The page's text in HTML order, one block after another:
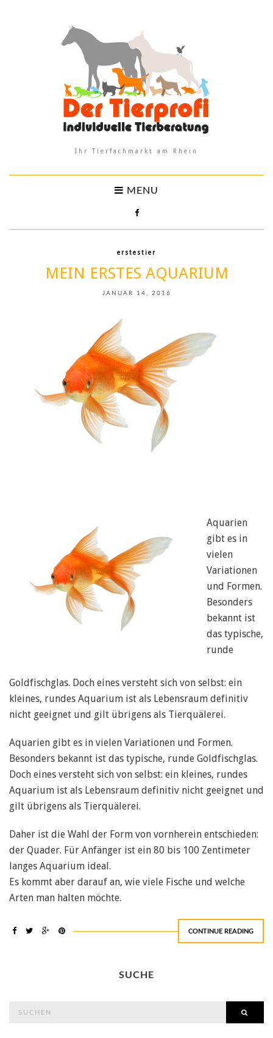
Ihr Tierfachmarkt am Rhein
MENU
erstestier
MEIN ERSTES AQUARIUM
JANUAR 14, 2016
Aquarien
gibt es in
vielen
Variationen
und Formen.
Besonders
bekannt ist
das typische,
runde
Goldfischglas. Doch eines versteht sich von selbst: ein
kleines, rundes Aquarium ist als Lebensraum definitiv
nicht geeignet und gilt übrigens als Tierquälerei.
Aquarien gibt es in vielen Variationen und Formen.
Besonders bekannt ist das typische, runde Goldfischglas.
Doch eines versteht sich von selbst: ein kleines, rundes
Aquarium ist als Lebensraum definitiv nicht geeignet und
gilt übrigens als Tierquälerei.
Daher ist die Wahl der Form von vornherein entschieden:
der Quader. Für Anfänger ist ein 80 bis 100 Zentimeter
langes Aquarium ideal.
Es kommt aber darauf an, wie viele Fische und welche
Arten man halten möchte.
CONTINUE READING
SUCHE